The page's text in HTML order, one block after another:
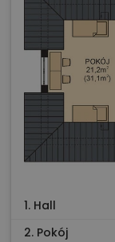
1. Hall
2. Pokój